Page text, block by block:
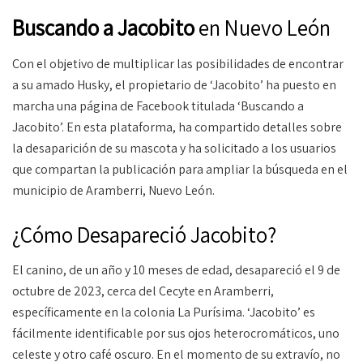
Buscando a Jacobitoen Nuevo León
Con el objetivo de multiplicar las posibilidades de encontrar
a su amado Husky, el propietario de ‘Jacobito’ ha puesto en
marcha una página de Facebook titulada ‘Buscando a
Jacobito’. En esta plataforma, ha compartido detalles sobre
la desaparición de su mascota y ha solicitado a los usuarios
que compartan la publicación para ampliar la búsqueda en el
municipio de Aramberri, Nuevo León.
¿Cómo Desapareció Jacobito?
El canino, de un año y 10 meses de edad, desapareció el 9 de
octubre de 2023, cerca del Cecyte en Aramberri,
específicamente en la colonia La Purísima. ‘Jacobito’ es
fácilmente identificable por sus ojos heterocromáticos, uno
celeste y otro café oscuro. En el momento de su extravío, no